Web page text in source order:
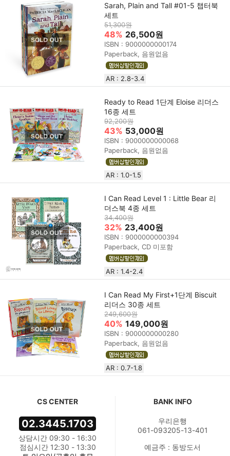
Sarah, Plain and Tall #01-5 챕터북
세트
51,300원
48% 26,500원
ISBN : 9000000000174
Paperback, 음원없음
AR : 2.8-3.4
Ready to Read 1단계 Eloise 리더스
16종 세트
92,200원
43% 53,000원
ISBN : 9000000000068
Paperback, 음원없음
AR : 1.0-1.5
I Can Read Level 1 : Little Bear 리
더스북 4종 세트
34,400원
32% 23,400원
ISBN : 9000000000394
Paperback, CD 미포함
AR : 1.4-2.4
I Can Read My First+1단계 Biscuit
리더스 30종 세트
249,600원
40% 149,000원
ISBN : 9000000000280
Paperback, 음원없음
AR : 0.7-1.8
CS CENTER
02.3445.1703
상담시간 09:30 - 16:30
점심시간 12:30 - 13:30
BANK INFO
우리은행
061-093205-13-401
예금주 : 동방도서